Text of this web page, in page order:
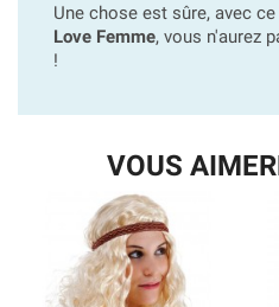
Une chose est sûre, avec ce
Love Femme, vous n'aurez
!
VOUS